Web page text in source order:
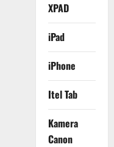
XPAD
iPad
iPhone
Itel Tab
Kamera
Canon